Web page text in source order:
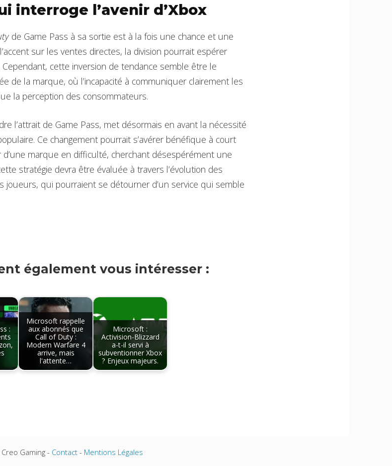
interroge l’avenir d’Xbox
de Game Pass à sa sortie est à la fois une chance et une
sur les ventes directes, la division pourrait espérer
cette inversion de tendance semble être le
de la marque, où l’incapacité à communiquer clairement les
la perception des consommateurs.
l’attrait de Game Pass, met désormais en avant la nécessité
Ce changement pourrait s’avérer bénéfique à court
marque en difficulté, cherchant désespérément une
stratégie devra être évaluée à travers l’évolution des
joueurs, qui pourraient se détourner d’un service qui semble
également vous intéresser :
:
Microsoft rappelle
aux abonnés que
Call of Duty :
Modern Warfare 4
arrive, mais
l'attente…
Microsoft :
Activision-Blizzard
a-t-il servi à
subventionner Xbox
? Enjeux majeurs.
Gaming - Contact - Mentions Légales